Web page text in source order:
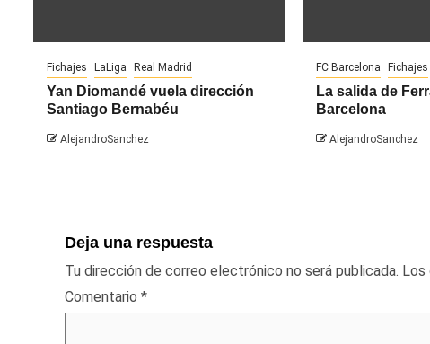
Fichajes LaLiga Real Madrid
Yan Diomandé vuela dirección
Santiago Bernabéu
AlejandroSanchez
FC Barcelona Fichajes
La salida de
Barcelona
AlejandroSanchez
Deja una respuesta
Tu dirección de correo electrónico no será publicada. Los
Comentario *